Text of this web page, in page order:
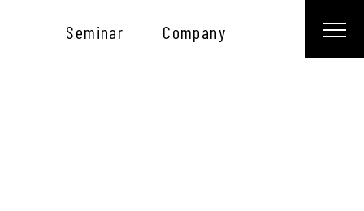
Seminar Company